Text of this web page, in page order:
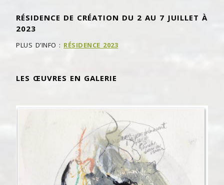
RÉSIDENCE DE CRÉATION DU 2 AU 7 JUILLET À
2023
PLUS D’INFO : RÉSIDENCE 2023
LES ŒUVRES EN GALERIE